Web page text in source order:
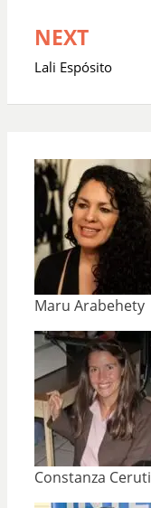
NEXT
Lali Espósito
Maru Arabehety
Constanza Ceruti